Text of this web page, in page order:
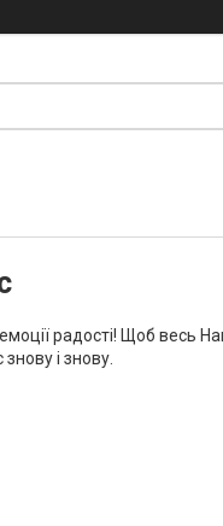
радості! Щоб весь
і знову.